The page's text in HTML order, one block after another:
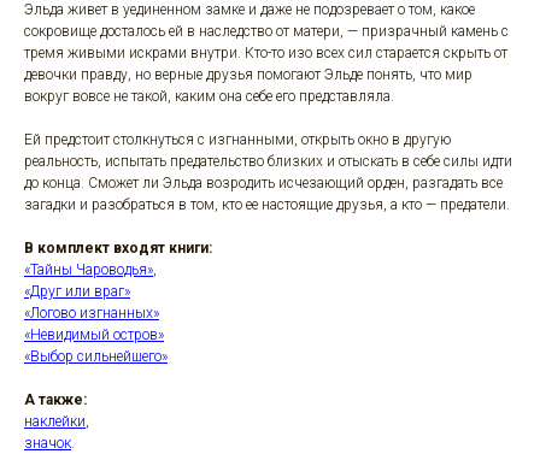
Эльда живет в уединенном замке и даже не подозревает о том, какое
сокровище досталось ей в наследство от матери, — призрачный камень с
тремя живыми искрами внутри. Кто-то изо всех сил старается скрыть от
девочки правду, но верные друзья помогают Эльде понять, что мир
вокруг вовсе не такой, каким она себе его представляла.
Ей предстоит столкнуться с изгнанными, открыть окно в другую
реальность, испытать предательство близких и отыскать в себе силы идти
до конца. Сможет ли Эльда возродить исчезающий орден, разгадать все
загадки и разобраться в том, кто ее настоящие друзья, а кто — предатели.
В комплект входят книги:
«Тайны Чароводья»,
«Друг или враг»
«Логово изгнанных»
«Невидимый остров»
«Выбор сильнейшего»
А также:
наклейки,
значок.